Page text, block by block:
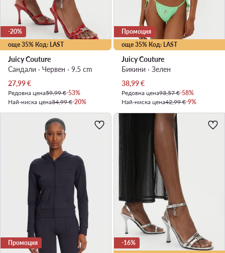
още 35% Код: LAST
-20%
Juicy Couture
Сандали · Червен · 9.5 cm
Актуална цена
27,99€
Редовна цена59,99 €-53%
Най-ниска цена34,99 €-20%
още 35% Код: LAST
Промоция
Juicy Couture
Бикини · Зелен
Актуална цена
38,99€
Редовна цена93,57 €-58%
Най-ниска цена42,99 €-9%
Промоция -16%